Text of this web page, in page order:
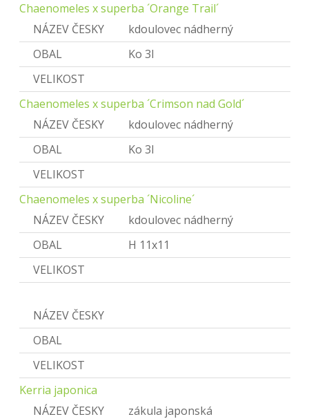
Chaenomeles x superba ´Orange Trail´
NÁZEV ČESKY
kdoulovec nádherný
OBAL
Ko 3l
VELIKOST
Chaenomeles x superba ´Crimson nad Gold´
NÁZEV ČESKY
kdoulovec nádherný
OBAL
Ko 3l
VELIKOST
Chaenomeles x superba ´Nicoline´
NÁZEV ČESKY
kdoulovec nádherný
OBAL
H 11x11
VELIKOST
NÁZEV ČESKY
OBAL
VELIKOST
Kerria japonica
NÁZEV ČESKY
zákula japonská